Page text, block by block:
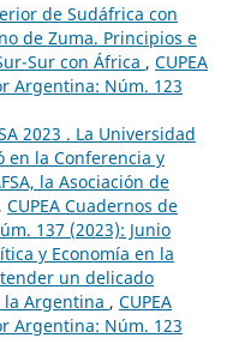
de Sudáfrica con
de Zuma. Principios e
Sur con África , CUPEA
Argentina: Núm. 123
2023 . La Universidad
en la Conferencia y
la Asociación de
, CUPEA Cuadernos de
137 (2023): Junio
y Economía en la
un delicado
Argentina , CUPEA
Argentina: Núm. 123